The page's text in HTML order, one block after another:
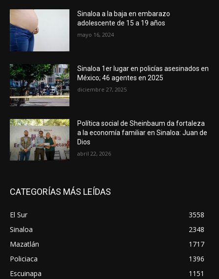
Sinaloa a la baja en embarazo
adolescente de 15 a 19 años
mayo 16, 2024
Sinaloa 1er lugar en policías asesinados en
México; 46 agentes en 2025
diciembre 27, 2025
Política social de Sheinbaum da fortaleza
a la economía familiar en Sinaloa: Juan de
Dios
abril 22, 2026
CATEGORÍAS MÁS LEÍDAS
El Sur
3558
Sinaloa
2348
Mazatlán
1717
Policiaca
1396
Escuinapa
1151